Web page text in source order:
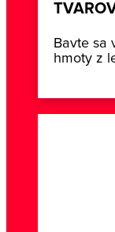
Bavte sa
hmoty z